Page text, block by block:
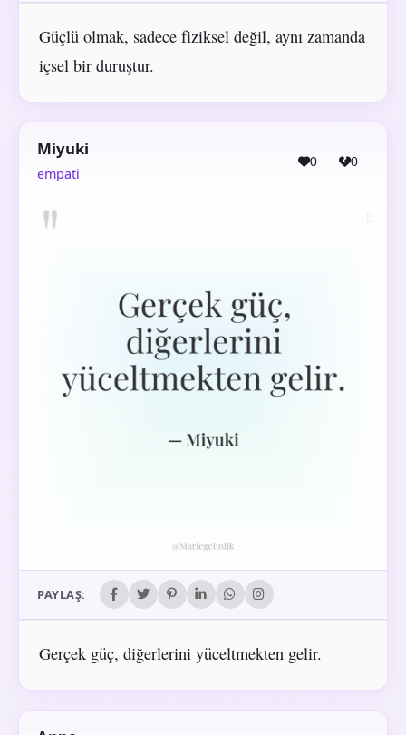
Güçlü olmak, sadece fiziksel değil, aynı zamanda
içsel bir duruştur.
Miyuki
empati
0 0
PAYLAŞ:
Gerçek güç, diğerlerini yüceltmekten gelir.